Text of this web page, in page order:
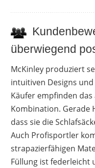
überwiegend
McKinley produziert
intuitiven Designs
Käufer empfinden
Kombination. Gerade
dass sie die
Auch Profisportler
strapazierfähigen
Füllung ist federleicht